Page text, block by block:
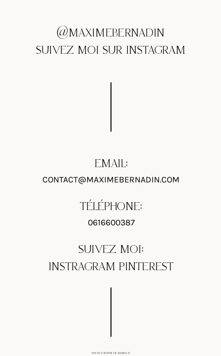
@MAXIMEBERNADIN
SUIVEZ MOI SUR INSTAGRAM
EMAIL:
CONTACT@MAXIMEBERNADIN.COM
TÉLÉPHONE:
0616600387
SUIVEZ MOI:
INSTRAGRAM PINTEREST
PHOTOGRAPHE DE MARIAGE